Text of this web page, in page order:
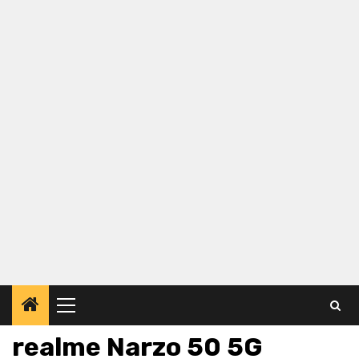
Primary
Menu
realme Narzo 50 5G